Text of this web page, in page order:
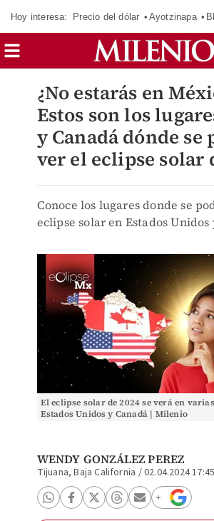
Hoy interesa: Precio del dólar Ayotzinapa
¿No estarás en
Estos son los
y Canadá dónde se
ver el eclipse solar
Conoce los lugares donde se
eclipse solar en Estados Unidos
El eclipse solar de 2024 se verá en
Estados Unidos y Canadá | Milenio
WENDY GONZÁLEZ PEREZ
Tijuana, Baja California /02.04.2024